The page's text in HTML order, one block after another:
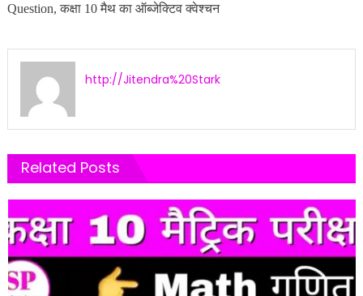
Question, कक्षा 10 मैथ का ऑब्जेक्टिव क्वेश्चन
http://Jitendra%20Stark
Related Posts